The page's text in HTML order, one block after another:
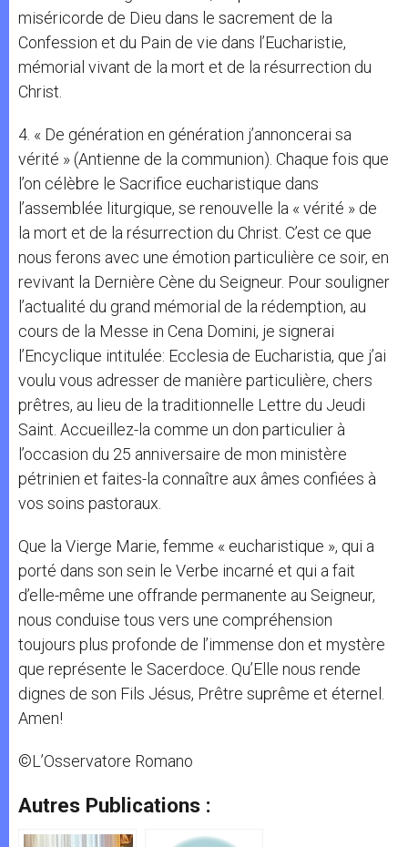
miséricorde de Dieu dans le sacrement de la
Confession et du Pain de vie dans l’Eucharistie,
mémorial vivant de la mort et de la résurrection du
Christ.
4. « De génération en génération j’annoncerai sa
vérité » (Antienne de la communion). Chaque fois que
l’on célèbre le Sacrifice eucharistique dans
l’assemblée liturgique, se renouvelle la « vérité » de
la mort et de la résurrection du Christ. C’est ce que
nous ferons avec une émotion particulière ce soir, en
revivant la Dernière Cène du Seigneur. Pour souligner
l’actualité du grand mémorial de la rédemption, au
cours de la Messe in Cena Domini, je signerai
l’Encyclique intitulée: Ecclesia de Eucharistia, que j’ai
voulu vous adresser de manière particulière, chers
prêtres, au lieu de la traditionnelle Lettre du Jeudi
Saint. Accueillez-la comme un don particulier à
l’occasion du 25 anniversaire de mon ministère
pétrinien et faites-la connaître aux âmes confiées à
vos soins pastoraux.
Que la Vierge Marie, femme « eucharistique », qui a
porté dans son sein le Verbe incarné et qui a fait
d’elle-même une offrande permanente au Seigneur,
nous conduise tous vers une compréhension
toujours plus profonde de l’immense don et mystère
que représente le Sacerdoce. Qu’Elle nous rende
dignes de son Fils Jésus, Prêtre suprême et éternel.
Amen!
©L’Osservatore Romano
Autres Publications :